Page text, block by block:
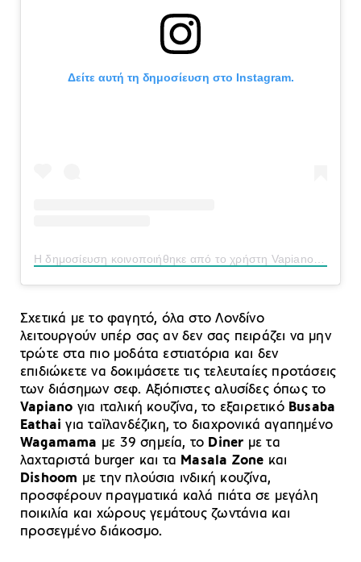
Δείτε αυτή τη δημοσίευση στο Instagram.
Η δημοσίευση κοινοποιήθηκε από το χρήστη Vapiano (@vapianouk)
Σχετικά με το φαγητό, όλα στο Λονδίνο
λειτουργούν υπέρ σας αν δεν σας πειράζει να μην
τρώτε στα πιο μοδάτα εστιατόρια και δεν
επιδιώκετε να δοκιμάσετε τις τελευταίες προτάσεις
των διάσημων σεφ. Αξιόπιστες αλυσίδες όπως το
Vapiano για ιταλική κουζίνα, το εξαιρετικόBusaba
Eathaiγια ταϊλανδέζικη, το διαχρονικά αγαπημένο
Wagamama με 39 σημεία, το Diner με τα
λαχταριστά burger και τα Masala Zone και
Dishoom με την πλούσια ινδική κουζίνα,
προσφέρουν πραγματικά καλά πιάτα σε μεγάλη
ποικιλία και χώρους γεμάτους ζωντάνια και
προσεγμένο διάκοσμο.